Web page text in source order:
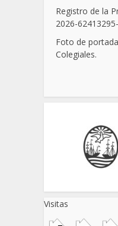
Registro de la
2026-
Foto de
Colegiales.
Visitas